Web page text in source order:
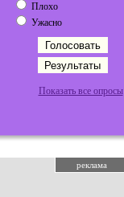
Плохо
Ужасно
Показать все опросы
реклама